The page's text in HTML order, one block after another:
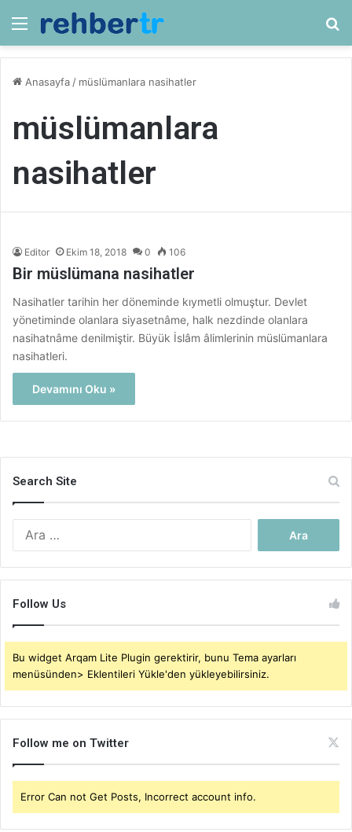
Menü
Anasayfa / müslümanlara nasihatler
müslümanlara
nasihatler
Editor Ekim 18, 2018 0 106
Bir müslümana nasihatler
Nasihatler tarihin her döneminde kıymetli olmuştur. Devlet
yönetiminde olanlara siyasetnâme, halk nezdinde olanlara
nasihatnâme denilmiştir. Büyük İslâm âlimlerinin müslümanlara
nasihatleri.
Devamını Oku »
Search Site
Follow Us
Bu widget Arqam Lite Plugin gerektirir, bunu Tema ayarları
menüsünden> Eklentileri Yükle'den yükleyebilirsiniz.
Follow me on Twitter
Error Can not Get Posts, Incorrect account info.